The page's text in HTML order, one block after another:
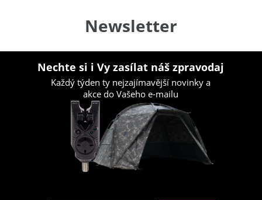
Newsletter
Nechte si i Vy zasílat náš zpravodaj
Každý týden ty nejzajímavější novinky a
akce do Vašeho e-mailu